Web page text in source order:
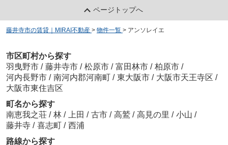
ページトップへ
藤井寺市の賃貸｜MIRAI不動産 > 物件一覧 > アンソレイエ
市区町村から探す
羽曳野市 / 藤井寺市 / 松原市 / 富田林市 / 柏原市 /
河内長野市 / 南河内郡河南町 / 東大阪市 / 大阪市天王寺区 /
大阪市東住吉区
町名から探す
南恵我之荘 / 林 / 上田 / 古市 / 高鷲 / 高見の里 / 小山 /
藤井寺 / 喜志町 / 西浦
路線から探す